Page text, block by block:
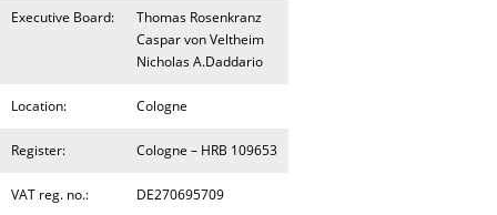
Executive Board:
Thomas Rosenkranz
Caspar von Veltheim
Nicholas A.Daddario
Location: Cologne
Register: Cologne – HRB 109653
VAT reg. no.: DE270695709